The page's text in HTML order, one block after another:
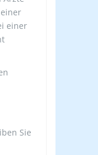
einer
Sie